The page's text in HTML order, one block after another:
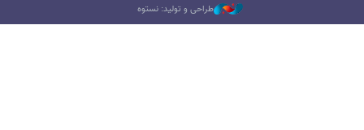
طراحی و تولید: نستوه